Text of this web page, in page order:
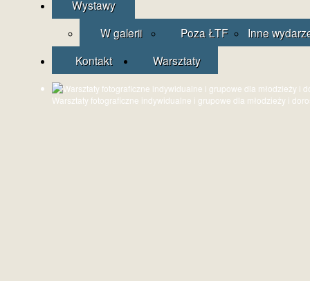
Wystawy
W galerii
Poza ŁTF
Inne
Kontakt
Warsztaty
Warsztaty fotograficzne indywidualne i grupowe dla młodzieży i